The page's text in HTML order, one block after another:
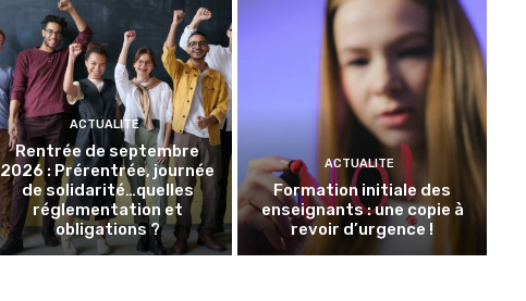
ACTUALITE
Rentrée de septembre
2026 : Prérentrée, journée
de solidarité…quelles
réglementation et
obligations ?
ACTUALITE
Formation initiale des
enseignants : une copie à
revoir d’urgence !